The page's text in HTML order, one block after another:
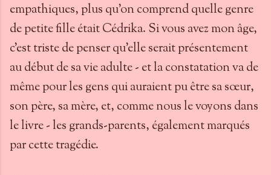
empathiques, plus qu'on comprend quelle genre
de petite fille était Cédrika. Si vous avez mon âge,
c'est triste de penser qu'elle serait présentement
au début de sa vie adulte - et la constatation va de
même pour les gens qui auraient pu être sa sœur,
son père, sa mère, et, comme nous le voyons dans
le livre - les grands-parents, également marqués
par cette tragédie.